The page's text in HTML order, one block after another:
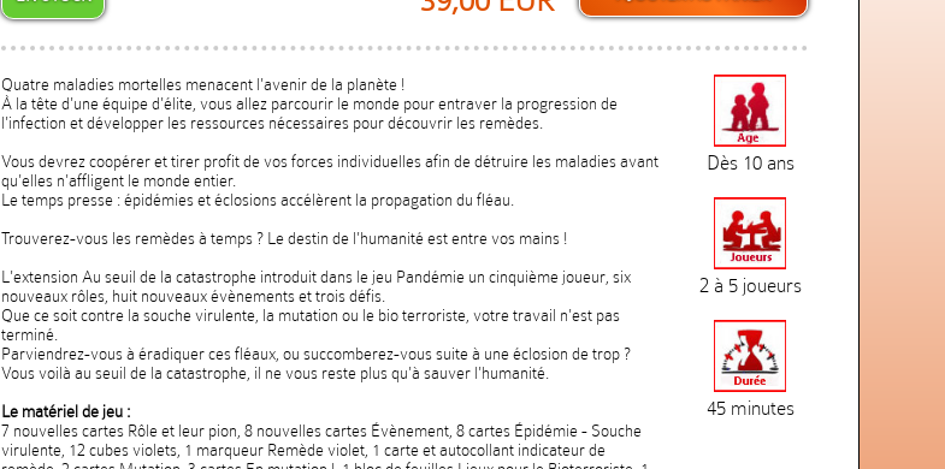
Quatre maladies mortelles menacent l'avenir de la planète !
À la tête d'une équipe d'élite, vous allez parcourir le monde pour entraver la progression de
l'infection et développer les ressources nécessaires pour découvrir les remèdes.
Vous devrez coopérer et tirer profit de vos forces individuelles afin de détruire les maladies avant
qu'elles n'affligent le monde entier.
Le temps presse : épidémies et éclosions accélèrent la propagation du fléau.
Trouverez-vous les remèdes à temps ? Le destin de l'humanité est entre vos mains !
L'extension Au seuil de la catastrophe introduit dans le jeu Pandémie un cinquième joueur, six
nouveaux rôles, huit nouveaux évènements et trois défis.
Que ce soit contre la souche virulente, la mutation ou le bio terroriste, votre travail n'est pas
terminé.
Parviendrez-vous à éradiquer ces fléaux, ou succomberez-vous suite à une éclosion de trop ?
Vous voilà au seuil de la catastrophe, il ne vous reste plus qu'à sauver l'humanité.
Le matériel de jeu :
7 nouvelles cartes Rôle et leur pion, 8 nouvelles cartes Évènement, 8 cartes Épidémie - Souche
virulente, 12 cubes violets, 1 marqueur Remède violet, 1 carte et autocollant indicateur de
Dès 10 ans
2 à 5 joueurs
45 minutes